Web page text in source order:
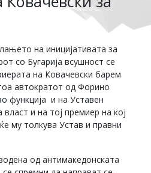
на иницијативата за
со Бугарија всушност се
на Ковачевски барем
автократот од Форино
функција и на Уставен
и на тој премиер на кој
му толкува Устав и правни
од антимакедонската